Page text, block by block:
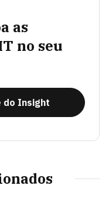
as
no seu
do Insight